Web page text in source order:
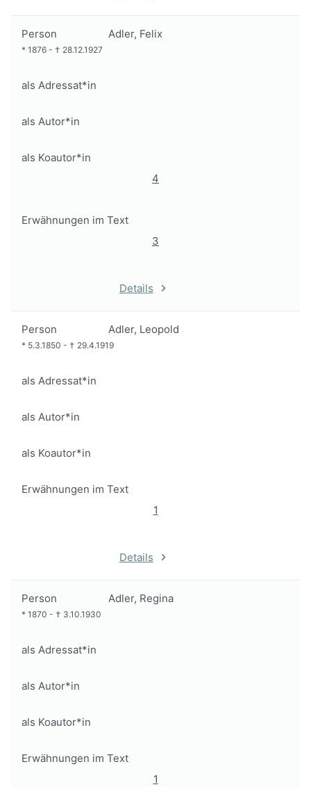
Person Adler, Felix
* 1876 - † 28.12.1927
als Adressat*in
als Autor*in
als Koautor*in
4
Erwähnungen im Text
3
Details
Person Adler, Leopold
* 5.3.1850 - † 29.4.1919
als Adressat*in
als Autor*in
als Koautor*in
Erwähnungen im Text
1
Details
Person Adler, Regina
* 1870 - † 3.10.1930
als Adressat*in
als Autor*in
als Koautor*in
Erwähnungen im Text
1